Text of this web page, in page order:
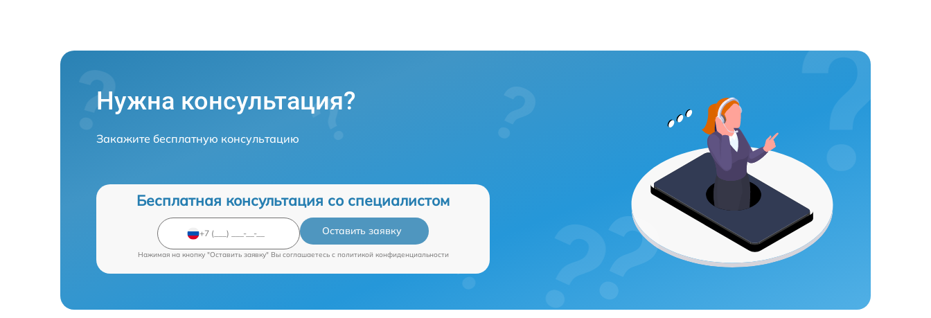
Нужна консультация?
Закажите бесплатную консультацию
Бесплатная консультация со специалистом
Оставить заявку
Нажимая на кнопку "Оставить заявку" Вы соглашаетесь c политикой конфиденциальности